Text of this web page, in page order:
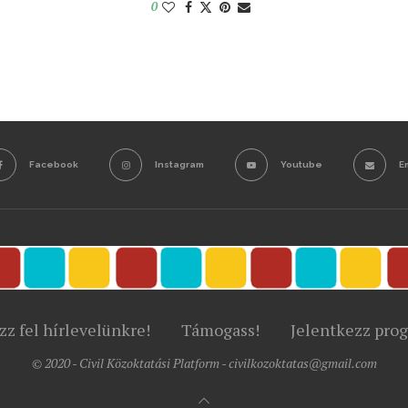
0
Facebook Instagram Youtube
fel hírlevelünkre! Támogass! Jelentkezz
© 2020 - Civil Közoktatási Platform - civilkozoktatas@gmail.com